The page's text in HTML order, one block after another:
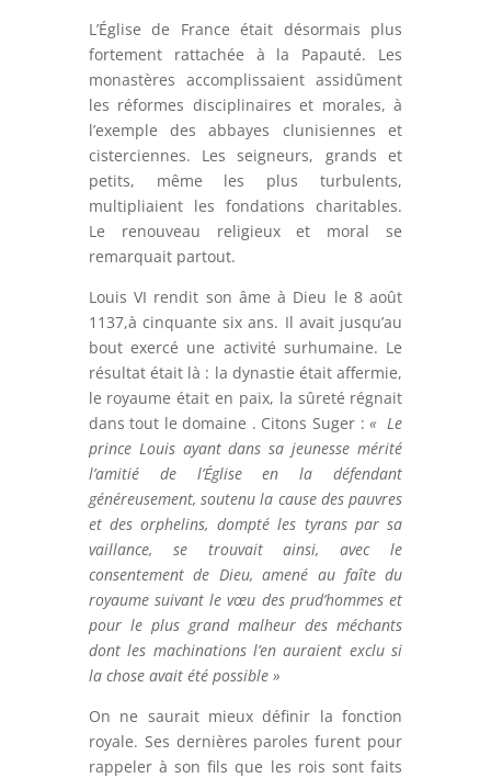
L’Église de France était désormais plus
fortement rattachée à la Papauté. Les
monastères accomplissaient assidûment
les réformes disciplinaires et morales, à
l’exemple des abbayes clunisiennes et
cisterciennes. Les seigneurs, grands et
petits, même les plus turbulents,
multipliaient les fondations charitables.
Le renouveau religieux et moral se
remarquait partout.
Louis VI rendit son âme à Dieu le 8 août
1137,à cinquante six ans. Il avait jusqu’au
bout exercé une activité surhumaine. Le
résultat était là : la dynastie était affermie,
le royaume était en paix, la sûreté régnait
dans tout le domaine . Citons Suger :« Le
prince Louis ayant dans sa jeunesse mérité
l’amitié de l’Église en la défendant
généreusement, soutenu la cause des pauvres
et des orphelins, dompté les tyrans par sa
vaillance, se trouvait ainsi, avec le
consentement de Dieu, amené au faîte du
royaume suivant le vœu des prud’hommes et
pour le plus grand malheur des méchants
dont les machinations l’en auraient exclu si
la chose avait été possible »
On ne saurait mieux définir la fonction
royale. Ses dernières paroles furent pour
rappeler à son fils que les rois sont faits